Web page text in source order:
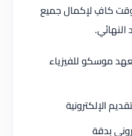
كافٍ لإكمال جميع
موسكو للفيزياء
الإلكترونية
بدقة